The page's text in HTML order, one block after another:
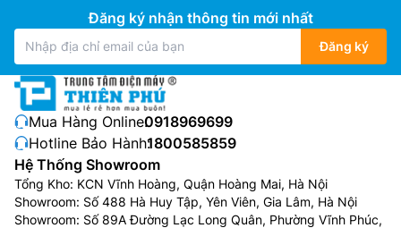
Đăng ký nhận thông tin mới nhất
Đăng ký
Mua Hàng Online:0918969699
Hotline Bảo Hành:1800585859
Hệ Thống Showroom
Tổng Kho: KCN Vĩnh Hoàng, Quận Hoàng Mai, Hà Nội
Showroom: Số 488 Hà Huy Tập, Yên Viên, Gia Lâm, Hà Nội
Showroom: Số 89A Đường Lạc Long Quân, Phường Vĩnh Phúc,